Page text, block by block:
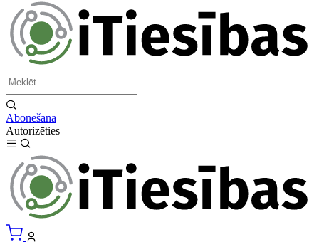
Abonēšana
Autorizēties